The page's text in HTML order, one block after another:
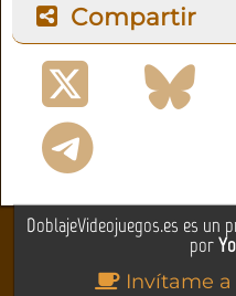
Compartir
DoblajeVideojuegos.es es un
por
Invítame